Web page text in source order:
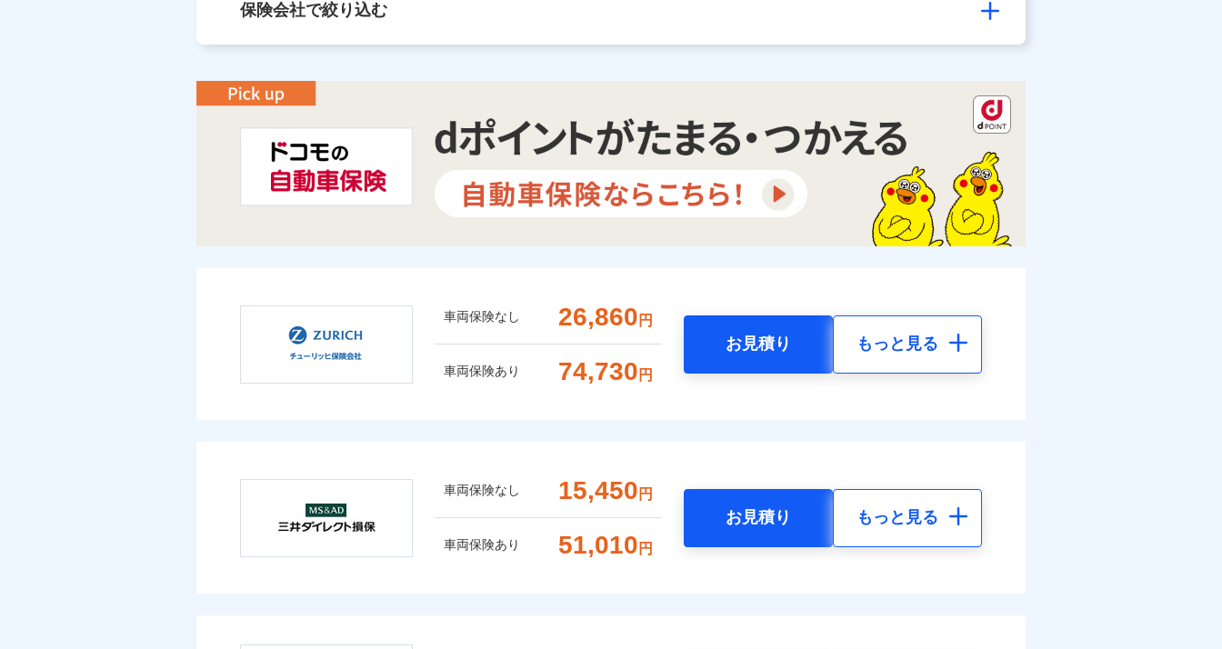
保険会社で絞り込む
車両保険なし 26,860 円
車両保険あり 74,730 円
お見積り もっと見る
車両保険なし 15,450 円
車両保険あり 51,010 円
お見積り もっと見る